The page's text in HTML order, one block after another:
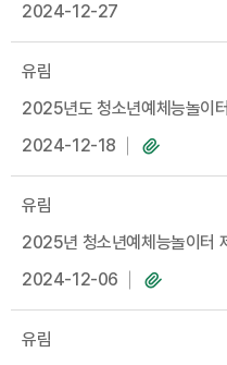
2024-12-27
유림
2025년도 청소년예체능놀이
면접시행 공고
2024-12-18
유림
2025년 청소년예체능놀이터
2024-12-06
유림